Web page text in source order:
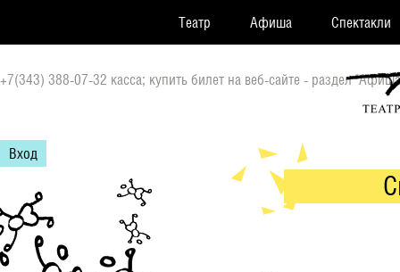
Театр Афиша Спектакли
+7(343) 388-07-32 касса; купить билет на веб-сайте - раздел
Вход